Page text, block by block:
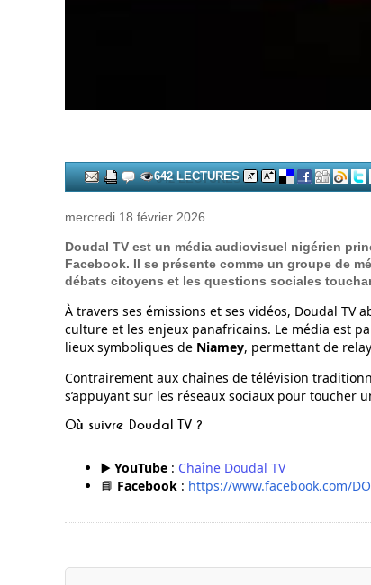
642 LECTURES
mercredi 18 février 2026
Doudal TV est un média audiovisuel nigérien
Facebook. Il se présente comme un groupe de
débats citoyens et les questions sociales
À travers ses émissions et ses vidéos, Doudal TV
culture et les enjeux panafricains. Le média est
lieux symboliques de Niamey, permettant de
Contrairement aux chaînes de télévision
s’appuyant sur les réseaux sociaux pour
Où suivre Doudal TV ?
▶️ YouTube : Chaîne Doudal TV
📘 Facebook : https://www.facebook.com/